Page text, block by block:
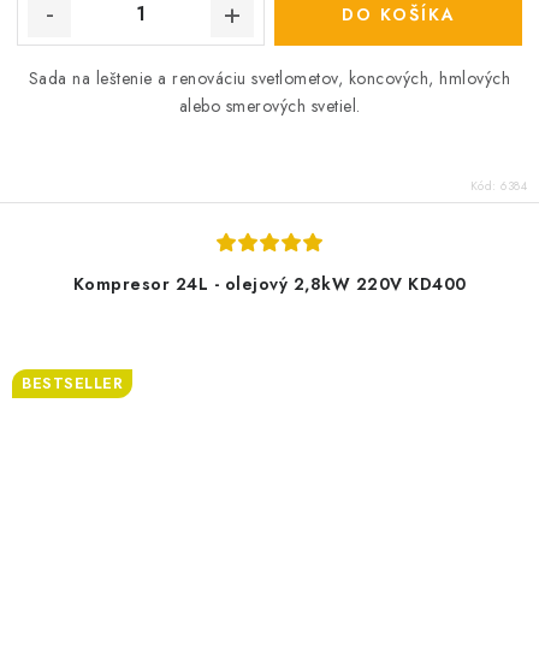
DO KOŠÍKA
Sada na leštenie a renováciu svetlometov, koncových, hmlových
alebo smerových svetiel.
Kód: 6384
Kompresor 24L - olejový 2,8kW 220V KD400
BESTSELLER